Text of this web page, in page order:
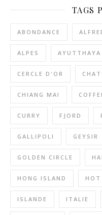
TAGS
ABONDANCE
ALPES AYUTTHAYA
CERCLE D'OR
CHIANG MAI
CURRY FJORD
GALLIPOLI GEYSIR
GOLDEN CIRCLE
HONG ISLAND
ISLANDE ITALIE